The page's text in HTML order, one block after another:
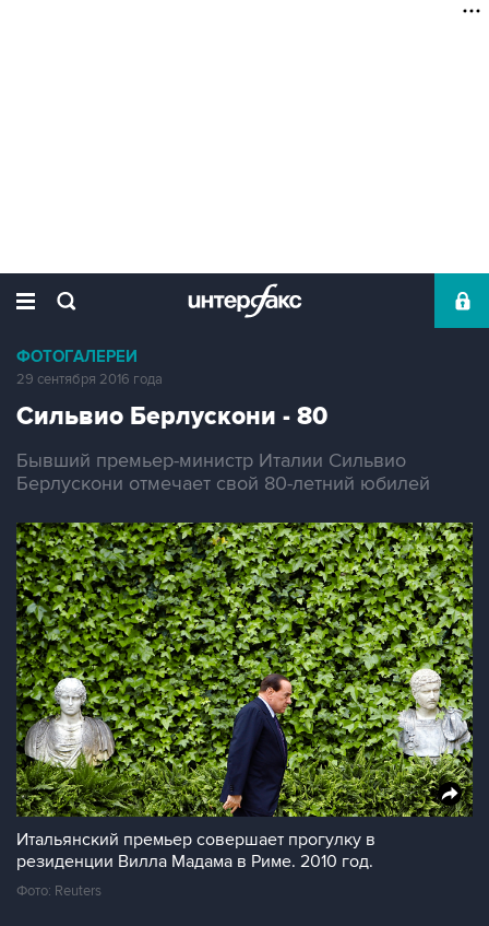
ФОТОГАЛЕРЕИ
29 сентября 2016 года
Сильвио Берлускони - 80
Бывший премьер-министр Италии Сильвио
Берлускони отмечает свой 80-летний юбилей
Итальянский премьер совершает прогулку в
резиденции Вилла Мадама в Риме. 2010 год.
Фото: Reuters